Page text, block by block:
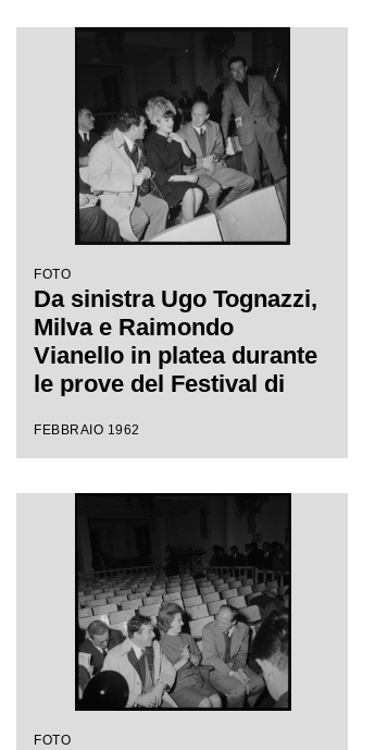
FOTO
Da sinistra Ugo Tognazzi,
Milva e Raimondo
Vianello in platea durante
le prove del Festival di
FEBBRAIO 1962
FOTO